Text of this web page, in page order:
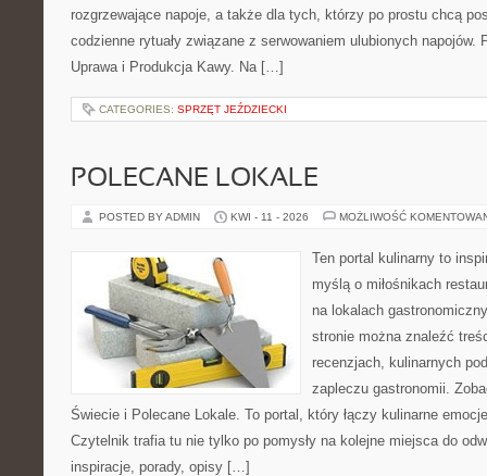
rozgrzewające napoje, a także dla tych, którzy po prostu chcą
codzienne rytuały związane z serwowaniem ulubionych napojów.
Uprawa i Produkcja Kawy. Na […]
CATEGORIES: SPRZĘT JEŹDZIECKI
POLECANE LOKALE
POSTED BY ADMIN KWI - 11 - 2026 MOŻLIWOŚĆ
Ten portal kulinarny to
myślą o miłośnikach
na lokalach
stronie można znaleźć
recenzjach, kulinarnych
zapleczu gastronomii.
Świecie i Polecane Lokale. To portal, który łączy kulinarne
Czytelnik trafia tu nie tylko po pomysły na kolejne miejsca do
inspiracje, porady, opisy […]